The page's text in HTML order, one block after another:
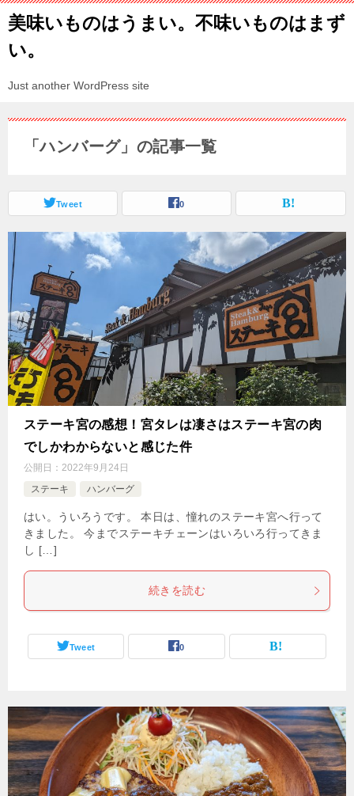
美味いものはうまい。不味いものはまず
い。
Just another WordPress site
「ハンバーグ」の記事一覧
Tweet 0
ステーキ宮の感想！宮タレは凄さはステーキ宮の肉
でしかわからないと感じた件
公開日： 2022年9月24日
ステーキ
ハンバーグ
はい。ういろうです。 本日は、憧れのステーキ宮へ行って
きました。 今までステーキチェーンはいろいろ行ってきま
し […]
続きを読む
Tweet 0